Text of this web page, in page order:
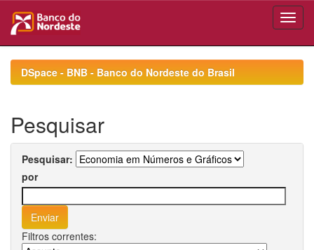
navigationDSpace - BNB - Banco do Nordeste do Brasil
Pesquisar
Pesquisar:
por
Filtros correntes: